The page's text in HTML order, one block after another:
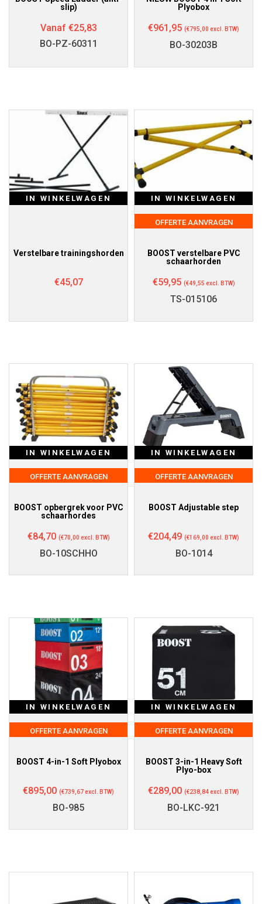
slip)
Vanaf €25,83
BO-PZ-60311
Plyobox
€961,95 (€795,00 excl. BTW)
BO-30203B
IN WINKELWAGEN
Verstelbare trainingshorden
€45,07
IN WINKELWAGEN
OFFERTE AANVRAGEN
BOOST verstelbare PVC
schaarhorden
€59,95 (€49,55 excl. BTW)
TS-015106
IN WINKELWAGEN
OFFERTE AANVRAGEN
BOOST opbergrek voor PVC
schaarhordes
€84,70 (€70,00 excl. BTW)
BO-10SCHHO
IN WINKELWAGEN
OFFERTE AANVRAGEN
BOOST Adjustable step
€204,49 (€169,00 excl. BTW)
BO-1014
IN WINKELWAGEN
OFFERTE AANVRAGEN
BOOST 4-in-1 Soft Plyobox
€895,00 (€739,67excl. BTW)
BO-985
IN WINKELWAGEN
OFFERTE AANVRAGEN
BOOST 3-in-1 Heavy Soft
Plyo-box
€289,00 (€238,84excl. BTW)
BO-LKC-921